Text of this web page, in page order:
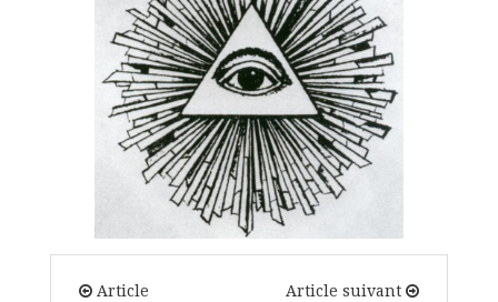
Article
Article suivant